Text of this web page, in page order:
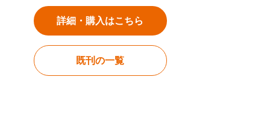
詳細・購入はこちら
既刊の一覧